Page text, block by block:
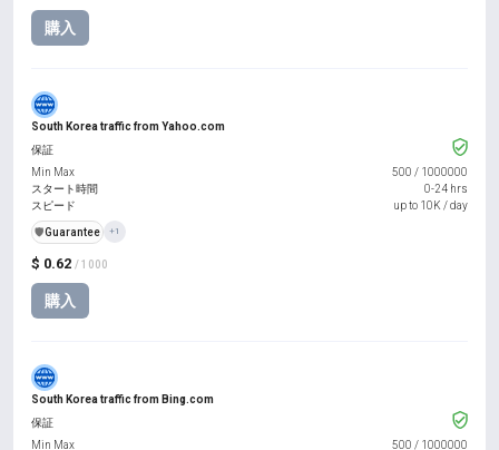
購入
South Korea traffic from Yahoo.com
$ 0.62 / 1000
購入
保証
Min Max
500 / 1000000
スタート時間
0-24 hrs
スピード
up to 10K / day
️🛡️Guarantee +1
South Korea traffic from Bing.com
保証
Min Max
500 / 1000000